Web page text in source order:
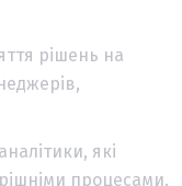
рішень на
які
процесами.